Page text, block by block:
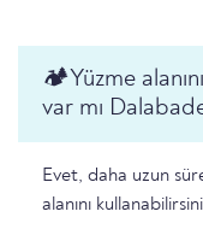
🏕️️Yüzme
var mı
Evet, daha uzun
alanını